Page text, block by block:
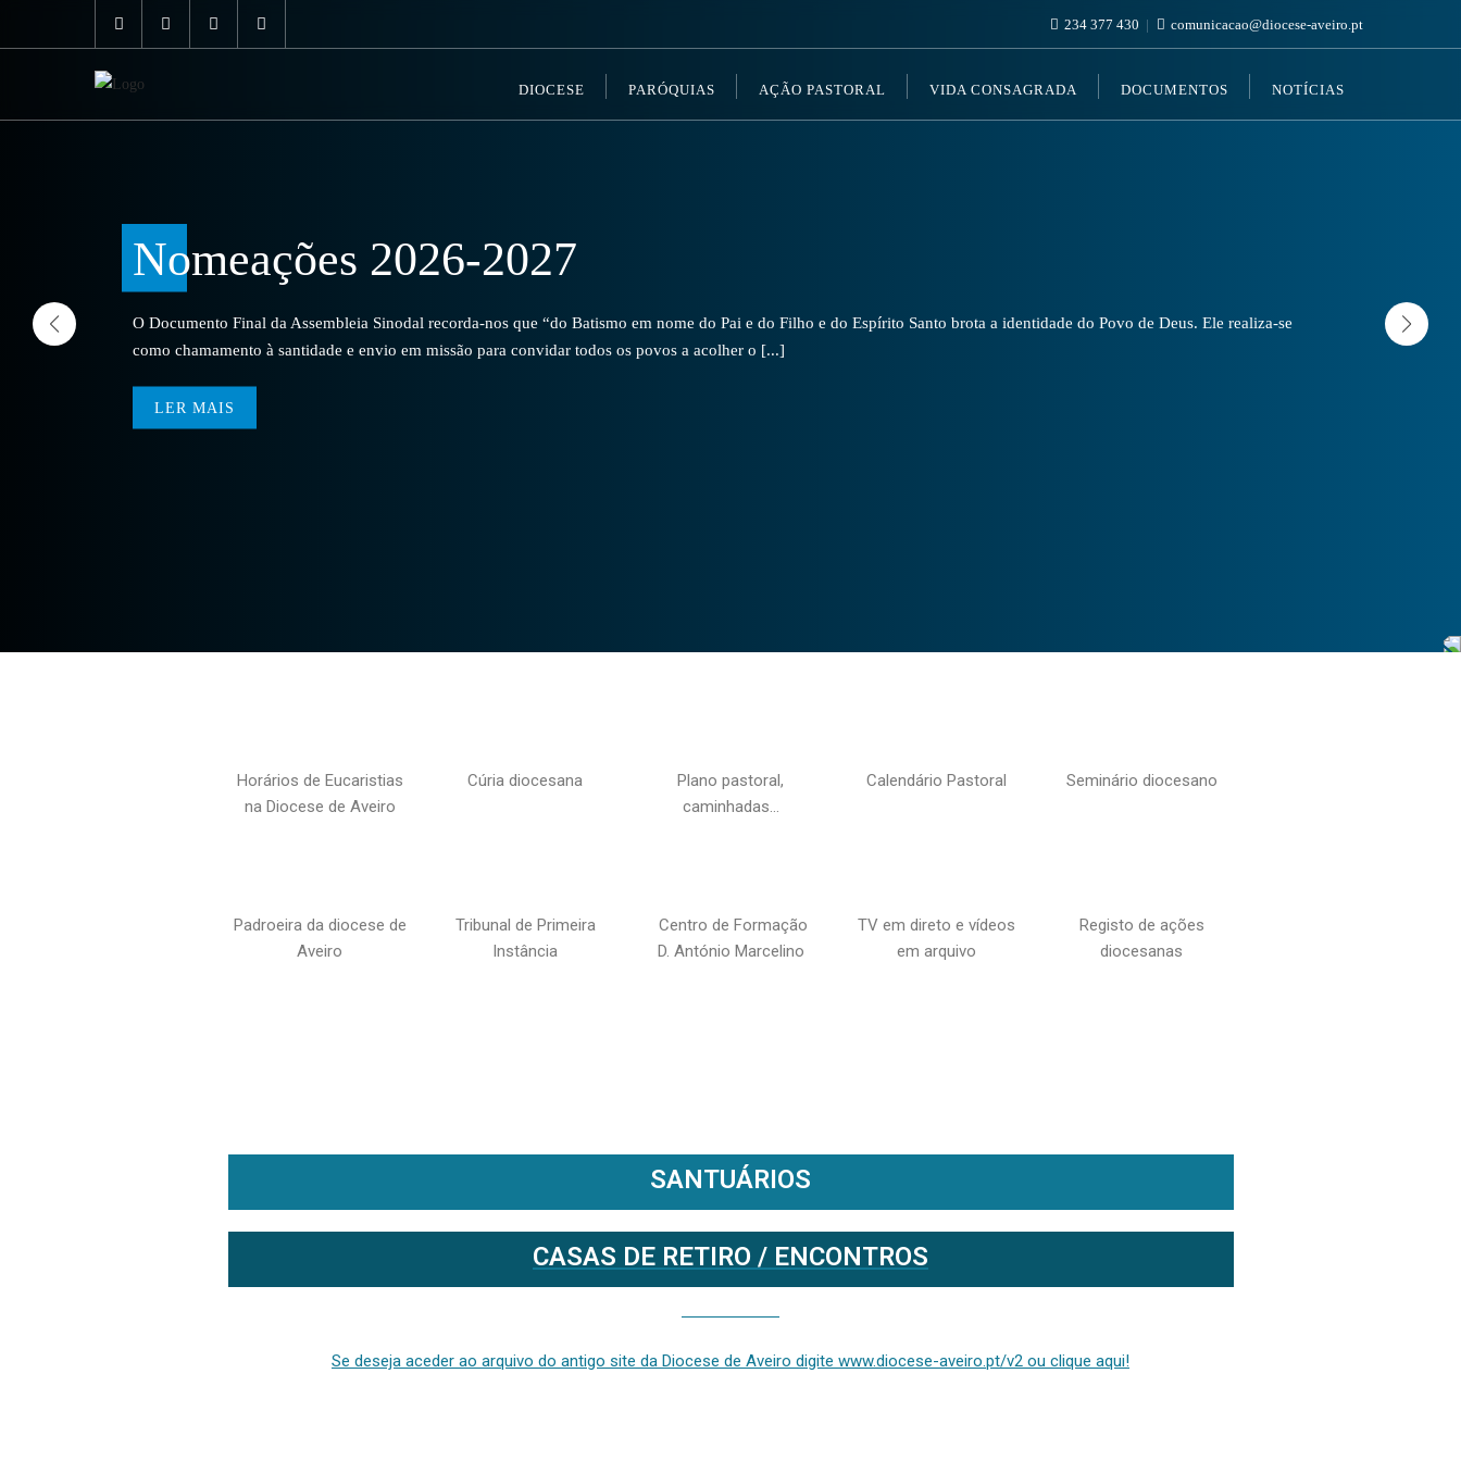
234 377 430 comunicacao@diocese-aveiro.pt
DIOCESE PARÓQUIAS AÇÃO PASTORAL VIDA CONSAGRADA DOCUMENTOS NOTÍCIAS
Nomeações 2026-2027
O Documento Final da Assembleia Sinodal recorda-nos que “do Batismo em nome do Pai e do Filho e do Espírito Santo brota a identidade do Povo de Deus. Ele realiza-se
como chamamento à santidade e envio em missão para convidar todos os povos a acolher o [...]
LER MAIS
Horários de Eucaristias
na Diocese de Aveiro
Cúria diocesana
Plano pastoral,
caminhadas…
Calendário Pastoral Seminário diocesano
Padroeira da diocese de
Aveiro
Tribunal de Primeira
Instância
Centro de Formação
D. António Marcelino
TV em direto e vídeos
em arquivo
Registo de ações
diocesanas
SANTUÁRIOS
CASAS DE RETIRO / ENCONTROS
Se deseja aceder ao arquivo do antigo site da Diocese de Aveiro digite www.diocese-aveiro.pt/v2 ou clique aqui!